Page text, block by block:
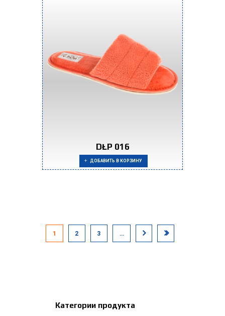
DŁP 016
ДОБАВИТЬ В КОРЗИНУ
1 2 3 …
Категории продукта